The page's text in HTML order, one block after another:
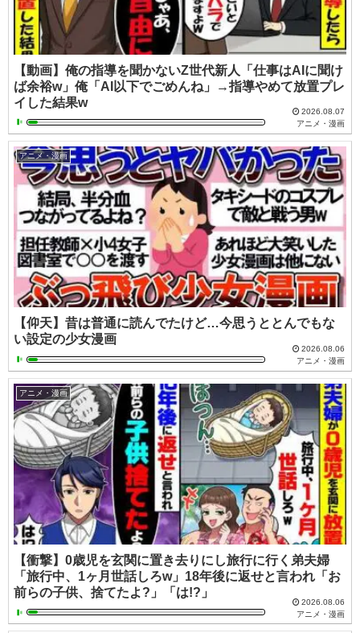
【動画】俺の指導を聞かないZ世代新人「仕事はAIに聞け
ば余裕w」俺「AI以下でごめんね」→指導やめて放置プレ
イした結果w
2026.08.07
アニメ・漫画
アニメ・漫画
【仰天】昔は普通に読んでたけど…今思うととんでもな
い設定の少女漫画
2026.08.06
アニメ・漫画
アニメ・漫画
【衝撃】0歳児を玄関に置き去りにし旅行に行く弟夫婦
「旅行中、1ヶ月世話しろw」18年後に返せと言われ「お
前らの子供、捨てたよ?」「は!?」
2026.08.06
アニメ・漫画